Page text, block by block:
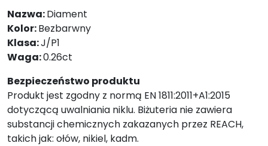
Nazwa:Diament
Kolor:Bezbarwny
Klasa:J/P1
Waga:0.26ct
Bezpieczeństwo produktu
Produkt jest zgodny z normą EN 1811:2011+A1:2015
dotyczącą uwalniania niklu. Biżuteria nie zawiera
substancji chemicznych zakazanych przez REACH,
takich jak: ołów, nikiel, kadm.